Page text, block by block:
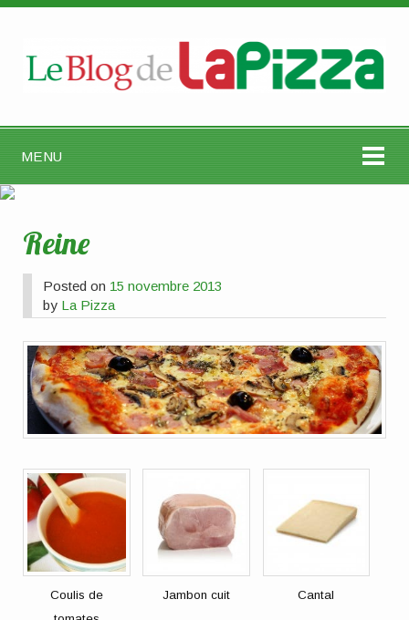
MENU
Reine
Posted on 15 novembre 2013
by La Pizza
Coulis de
Jambon cuit Cantal